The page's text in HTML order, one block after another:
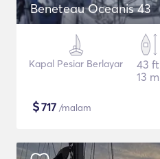
Beneteau Oceanis 43
Kapal Pesiar Berlayar
43 ft
13 m
$717 /malam